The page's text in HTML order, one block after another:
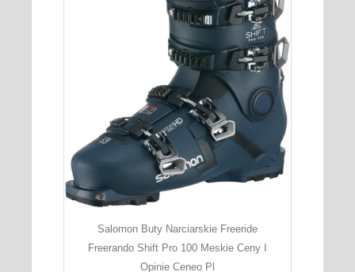
Salomon Buty Narciarskie Freeride
Freerando Shift Pro 100 Meskie Ceny I
Opinie Ceneo Pl